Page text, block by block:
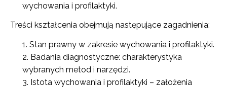
wychowania i profilaktyki.
Treści kształcenia obejmują następujące zagadnienia:
Stan prawny w zakresie wychowania i profilaktyki.
Badania diagnostyczne: charakterystyka
wybranych metod i narzędzi.
Istota wychowania i profilaktyki – założenia